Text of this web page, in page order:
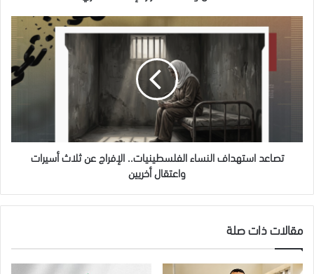
وسط
استمرار
الإخفاء
القسري
تصاعد
استهداف
النساء
الفلسطينيات..
واعتقال
أخريينتصاعد استهداف النساء الفلسطينيات.. الإفراج عن ثلاث أسيرات
واعتقال أخريين
مقالات ذات صلة